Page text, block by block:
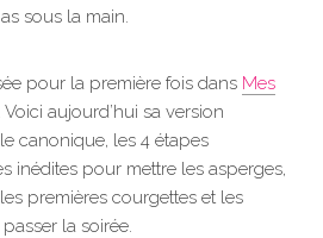
sous la main.
pour la première fois dans Mes
. Voici aujourd’hui sa version
canonique, les 4 étapes
inédites pour mettre les asperges,
premières courgettes et les
la soirée.